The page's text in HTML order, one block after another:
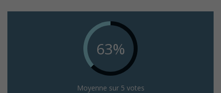
63%
Moyenne sur 5 votes